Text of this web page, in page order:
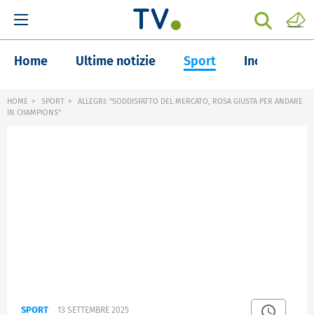
Home Ultime notizie Sport Inchieste
HOME SPORT
ALLEGRI: "SODDISFATTO DEL MERCATO, ROSA GIUSTA PER ANDARE
IN CHAMPIONS"
SPORT 13 SETTEMBRE 2025